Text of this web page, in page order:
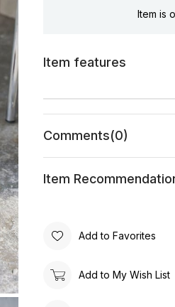
Item is
Item features
Comments(0)
Item
Add to Favorites
Add to My Wish List